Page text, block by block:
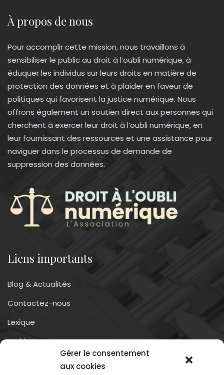
Gérer le consentement
aux cookies
À propos de nous
Pour accomplir cette mission, nous travaillons à
sensibiliser le public au droit à l’oubli numérique, à
éduquer les individus sur leurs droits en matière de
protection des données et à plaider en faveur de
politiques qui favorisent la justice numérique. Nous
offrons également un soutien direct aux personnes qui
cherchent à exercer leur droit à l’oubli numérique, en
leur fournissant des ressources et une assistance pour
naviguer dans le processus de demande de
suppression des données.
Liens importants
Blog & Actualités
Contactez-nous
Lexique
Archives
Conditions générales d’utilisation